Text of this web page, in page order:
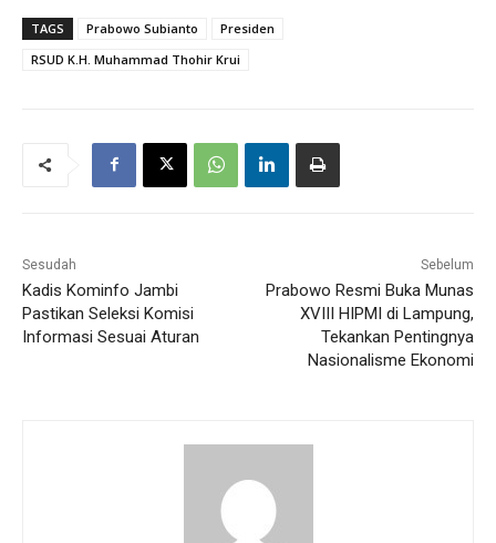
TAGS Prabowo Subianto
Presiden
RSUD K.H. Muhammad Thohir Krui
Sesudah
Kadis Kominfo Jambi
Pastikan Seleksi Komisi
Informasi Sesuai Aturan
Sebelum
Prabowo Resmi Buka Munas
XVIII HIPMI di Lampung,
Tekankan Pentingnya
Nasionalisme Ekonomi